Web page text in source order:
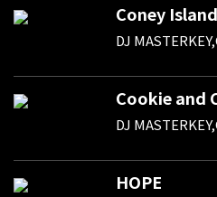
Coney
DJ
Cookie and
DJ
HOPE